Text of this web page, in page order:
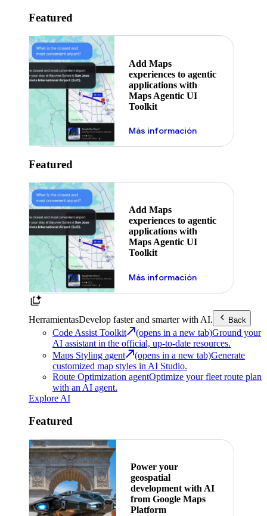
Featured
Add Maps
experiences to agentic
applications with
Maps Agentic UI
Toolkit
Más información
Featured
Add Maps
experiences to agentic
applications with
Maps Agentic UI
Toolkit
Más información
HerramientasDevelop faster and smarter with AI. Back
Code Assist Toolkit (opens in a new tab)Ground your
AI assistant in the official, up-to-date resources.
Maps Styling agent
(opens in a new tab)Generate
customized map styles in AI Studio.
Route Optimization agentOptimize your fleet route plan
with an AI agent.
Explore AI
Featured
Power your
geospatial
development with AI
from Google Maps
Platform